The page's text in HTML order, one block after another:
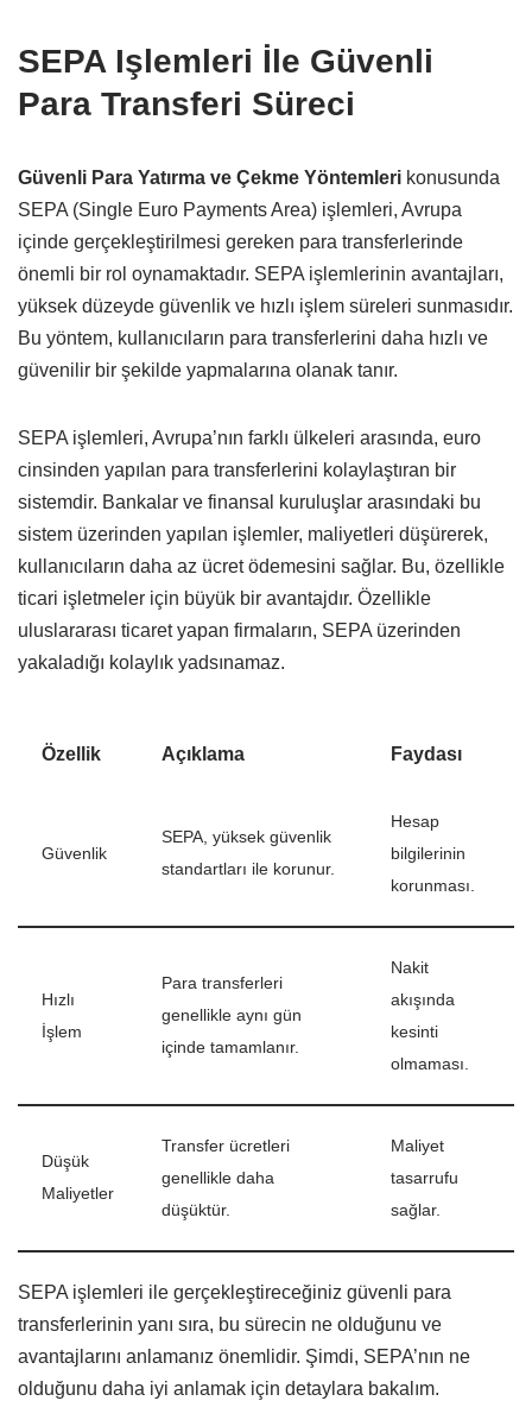
SEPA Işlemleri İle Güvenli
Para Transferi Süreci
Güvenli Para Yatırma ve Çekme Yöntemleri konusunda
SEPA (Single Euro Payments Area) işlemleri, Avrupa
içinde gerçekleştirilmesi gereken para transferlerinde
önemli bir rol oynamaktadır. SEPA işlemlerinin avantajları,
yüksek düzeyde güvenlik ve hızlı işlem süreleri sunmasıdır.
Bu yöntem, kullanıcıların para transferlerini daha hızlı ve
güvenilir bir şekilde yapmalarına olanak tanır.
SEPA işlemleri, Avrupa’nın farklı ülkeleri arasında, euro
cinsinden yapılan para transferlerini kolaylaştıran bir
sistemdir. Bankalar ve finansal kuruluşlar arasındaki bu
sistem üzerinden yapılan işlemler, maliyetleri düşürerek,
kullanıcıların daha az ücret ödemesini sağlar. Bu, özellikle
ticari işletmeler için büyük bir avantajdır. Özellikle
uluslararası ticaret yapan firmaların, SEPA üzerinden
yakaladığı kolaylık yadsınamaz.
Özellik Açıklama Faydası
Güvenlik
SEPA, yüksek güvenlik
standartları ile korunur.
Hesap
bilgilerinin
korunması.
Hızlı
İşlem
Para transferleri
genellikle aynı gün
içinde tamamlanır.
Nakit
akışında
kesinti
olmaması.
Düşük
Maliyetler
Transfer ücretleri
genellikle daha
düşüktür.
Maliyet
tasarrufu
sağlar.
SEPA işlemleri ile gerçekleştireceğiniz güvenli para
transferlerinin yanı sıra, bu sürecin ne olduğunu ve
avantajlarını anlamanız önemlidir. Şimdi, SEPA’nın ne
olduğunu daha iyi anlamak için detaylara bakalım.